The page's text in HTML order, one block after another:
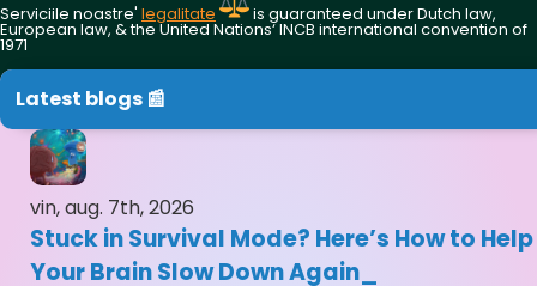
Serviciile noastre' legalitate is guaranteed under Dutch law,
European law, & the United Nations‘ INCB international convention of
1971
Latest blogs 📰
vin, aug. 7th, 2026
Stuck in Survival Mode? Here’s How to Help
Your Brain Slow Down Again